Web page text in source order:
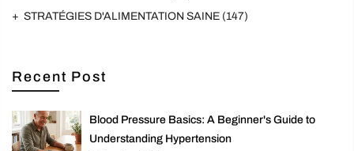
STRATÉGIES D'ALIMENTATION SAINE (147)
Recent Post
Blood Pressure Basics: A Beginner's Guide to
Understanding Hypertension